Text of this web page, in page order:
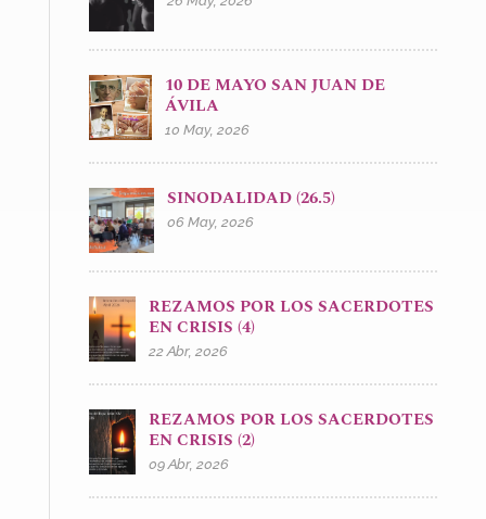
10 DE MAYO SAN JUAN DE
ÁVILA
10 May, 2026
SINODALIDAD (26.5)
06 May, 2026
REZAMOS POR LOS SACERDOTES
EN CRISIS (4)
22 Abr, 2026
REZAMOS POR LOS SACERDOTES
EN CRISIS (2)
09 Abr, 2026